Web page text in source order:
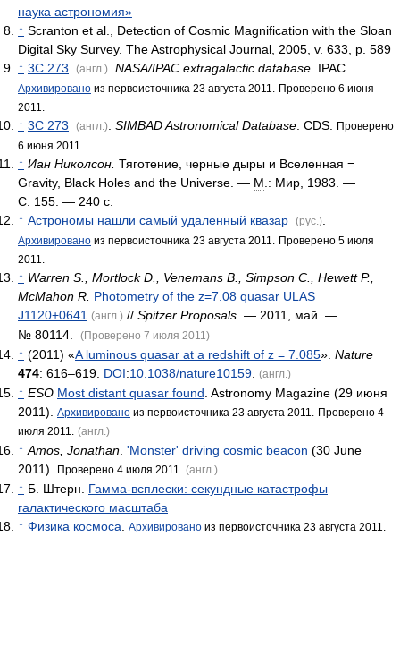
наука астрономия»
↑ Scranton et al., Detection of Cosmic Magnification with the Sloan
Digital Sky Survey. The Astrophysical Journal, 2005, v. 633, p. 589
↑ 3C 273 (англ.) NASA/IPAC extragalactic database . IPAC.
Архивировано из первоисточника 23 августа 2011.
Проверено 6 июня
2011.
↑ 3C 273 (англ.) SIMBAD Astronomical Database . CDS.
Проверено
6 июня 2011.
↑ Иан Николсон. Тяготение, черные дыры и Вселенная =
Gravity, Black Holes and the Universe. — М .: Мир, 1983. —
С. 155. — 240 с.
↑ Астрономы нашли самый удаленный квазар (рус.)
Архивировано из первоисточника 23 августа 2011.
Проверено 5 июля
2011.
↑ Warren S., Mortlock D., Venemans B., Simpson C., Hewett P.,
McMahon R. Photometry of the z=7.08 quasar ULAS
J1120+0641 (англ.) // Spitzer Proposals . — 2011, май. —
№ 80114.
(Проверено 7 июля 2011)
↑ (2011) «A luminous quasar at a redshift of z = 7.085». Nature
474: 616–619. DOI:10.1038/nature10159 (англ.)
↑ ESO Most distant quasar found . Astronomy Magazine (29 июня
2011).
Архивировано из первоисточника 23 августа 2011.
Проверено 4
июля 2011.
(англ.)
↑ Amos, Jonathan 'Monster' driving cosmic beacon (30 June
2011).
Проверено 4 июля 2011. (англ.)
↑ Б. Штерн. Гамма-всплески: секундные катастрофы
галактического масштаба
↑ Физика космоса Архивировано из первоисточника 23 августа 2011.